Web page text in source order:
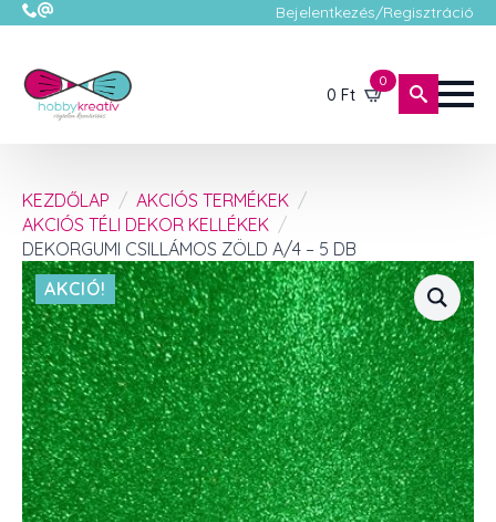
Bejelentkezés/Regisztráció
0 Ft
0
KEZDŐLAP
AKCIÓS TERMÉKEK
AKCIÓS TÉLI DEKOR KELLÉKEK
DEKORGUMI CSILLÁMOS ZÖLD A/4 – 5 DB
AKCIÓ!